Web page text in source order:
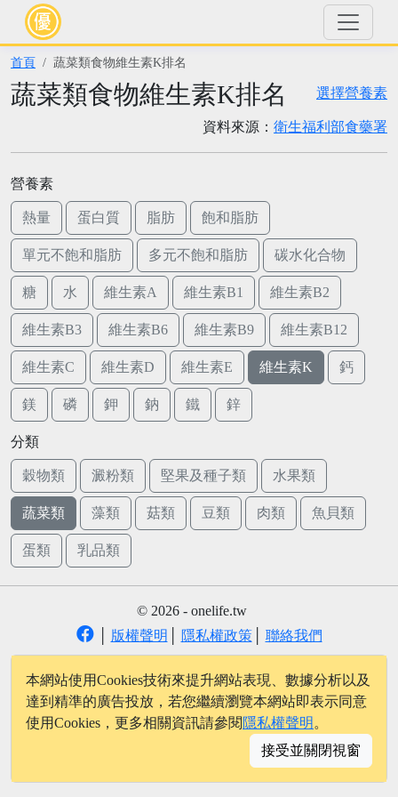
首頁 蔬菜類食物維生素K排名
選擇營養素
蔬菜類食物維生素K排名
資料來源： 衛生福利部食藥署
營養素
熱量 蛋白質 脂肪 飽和脂肪
單元不飽和脂肪 多元不飽和脂肪 碳水化合物
糖 水 維生素A 維生素B1 維生素B2
維生素B3 維生素B6 維生素B9 維生素B12
維生素C 維生素D 維生素E 維生素K 鈣
鎂 磷 鉀 鈉 鐵 鋅
分類
穀物類 澱粉類 堅果及種子類 水果類
蔬菜類 藻類 菇類 豆類 肉類 魚貝類
蛋類 乳品類
© 2026 - onelife.tw
版權聲明 隱私權政策│ 聯絡我們
本網站使用Cookies技術來提升網站表現、數據分析以及
達到精準的廣告投放，若您繼續瀏覽本網站即表示同意
使用Cookies，更多相關資訊請參閱 隱私權聲明 。
接受並關閉視窗